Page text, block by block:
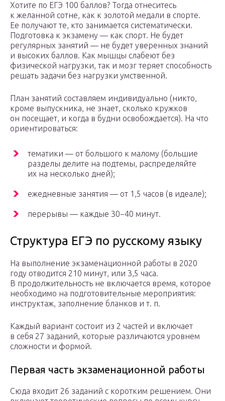
Хотите по ЕГЭ 100 баллов? Тогда отнеситесь
к желанной сотне, как к золотой медали в спорте.
Ее получают те, кто занимается систематически.
Подготовка к экзамену — как спорт. Не будет
регулярных занятий — не будет уверенных знаний
и высоких баллов. Как мышцы слабеют без
физической нагрузки, так и мозг теряет способность
решать задачи без нагрузки умственной.
План занятий составляем индивидуально (никто,
кроме выпускника, не знает, сколько кружков
он посещает, и когда в будни освобождается). На что
ориентироваться:
тематики — от большого к малому (большие
разделы делите на подтемы, распределяйте
их на несколько дней);
ежедневные занятия — от 1,5 часов (в идеале);
перерывы — каждые 30−40 минут.
Структура ЕГЭ по русскому языку
На выполнение экзаменационной работы в 2020
году отводится 210 минут, или 3,5 часа.
В продолжительность не включается время, которое
необходимо на подготовительные мероприятия:
инструктаж, заполнение бланков и т. п.
Каждый вариант состоит из 2 частей и включает
в себя 27 заданий, которые различаются уровнем
сложности и формой.
Первая часть экзаменационной работы
Сюда входит 26 заданий с коротким решением. Они